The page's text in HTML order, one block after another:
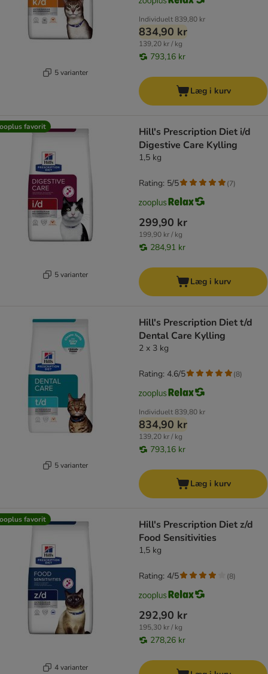
5 varianter
Individuelt839,80 kr
834,90 kr
139,20 kr / kg
793,16 kr
Læg i kurv
favorit
5 varianter
Hill's Prescription Diet i/d
Digestive Care Kylling
1,5 kg
299,90 kr
199,90 kr / kg
284,91 kr
Rating: 5/5 (7)
Læg i kurv
5 varianter
Hill's Prescription Diet t/d
Dental Care Kylling
2 x 3 kg
Individuelt839,80 kr
834,90 kr
139,20 kr / kg
793,16 kr
Rating: 4.6/5 (8)
Læg i kurv
favorit
4 varianter
Hill's Prescription Diet z/d
Food Sensitivities
1,5 kg
292,90 kr
195,30 kr / kg
278,26 kr
Rating: 4/5 (8)